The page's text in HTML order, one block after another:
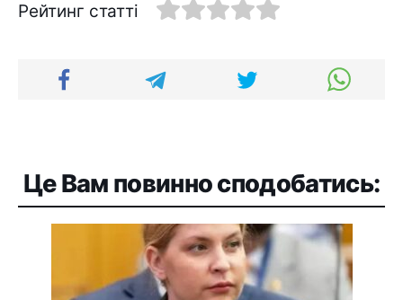
Рейтинг статті
Це Вам повинно сподобатись: